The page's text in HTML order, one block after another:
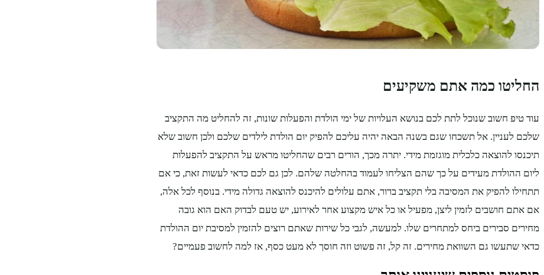
החליטו כמה אתם משקיעים
עוד טיפ חשוב שנוכל לתת לכם בנושא העלויות של ימי הולדת והפעלות שונות, זה להחליט מה התקציב
שלכם לעניין. אל תשכחו שגם בשנה הבאה יהיה עליכם להפיק יום הולדת לילדים שלכם ולכן חשוב שלא
תיכנסו להוצאה כלכלית מוגזמת מידי. יתרה מכך, הורים רבים שהחליטו מראש על התקציב להפעלות
ליום ההולדת מעידים על כך שהם הצליחו לעמוד בהחלטה שלהם. לכן גם לכם כדאי לעשות זאת, כי אם
תתחילו להפיק את המסיבה בלי תקציב ברור, אתם עלולים להיכנס להוצאה גדולה מידי. בנוסף לכל אלה,
אם אתם חושבים לזמין ליצן, מפעיל או כל איש מקצוע אחר לאירוע, יש טעם לבדוק האם הוא גובה
מחירים סבירים ביחס למתחרים שלו. למעשה, לגבי כל שירות שאתם רוצים להזמין למסיבת יום ההולדת
כדאי שתעשו גם השוואת מחירים. זה קל, זה פשוט וזה חוסך לא מעט כסף, אז למה לחשוב פעמיים?